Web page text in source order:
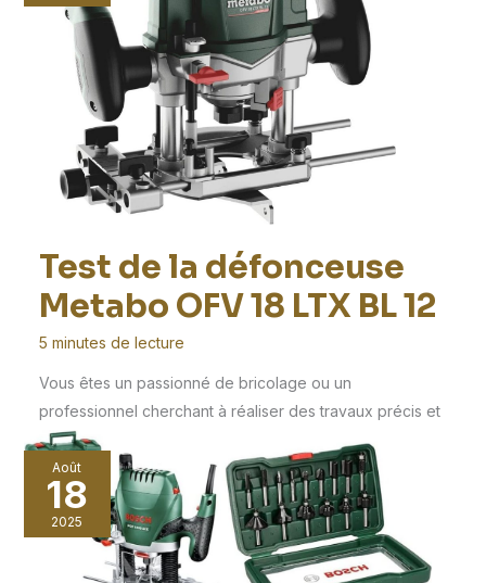
Test de la défonceuse
Metabo OFV 18 LTX BL 12
5 minutes de lecture
Vous êtes un passionné de bricolage ou un
professionnel cherchant à réaliser des travaux précis et
[…]
Août
18
2025